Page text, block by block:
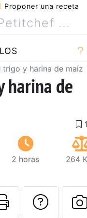
Proponer una receta
trigo y harina de maíz
harina de
2 horas 264
esta
Imprimir